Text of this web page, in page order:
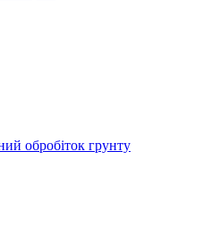
обробіток грунту